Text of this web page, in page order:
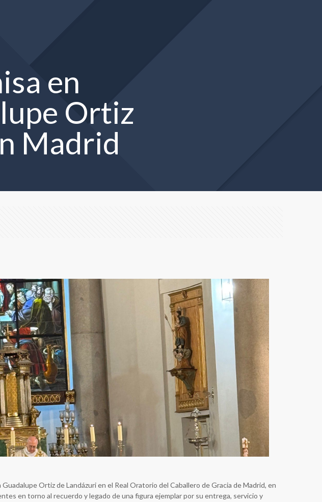
en
Ortiz
Madrid
Ortiz de Landázuri en el Real Oratorio del Caballero de Gracia de Madrid, en
en torno al recuerdo y legado de una figura ejemplar por su entrega, servicio y